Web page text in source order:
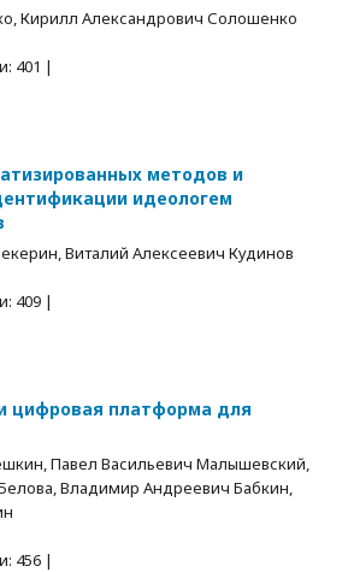
Кирилл Александрович Солошенко
401 |
методов и
идеологем
Виталий Алексеевич Кудинов
409 |
цифровая платформа для
Павел Васильевич Малышевский,
Владимир Андреевич Бабкин,
456 |